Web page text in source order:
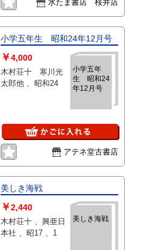
イタミ。
水たま書店 桜井店
小学五年生 昭和24年12月号
小学五年
生 昭和24
年12月号
￥4,000
木村荘十 寒川光
太郎他 、昭和24
アテネ堂古書店
美しき海戦
美しき海戦
￥2,440
木村荘十 、興亜日
本社 、昭17 、1